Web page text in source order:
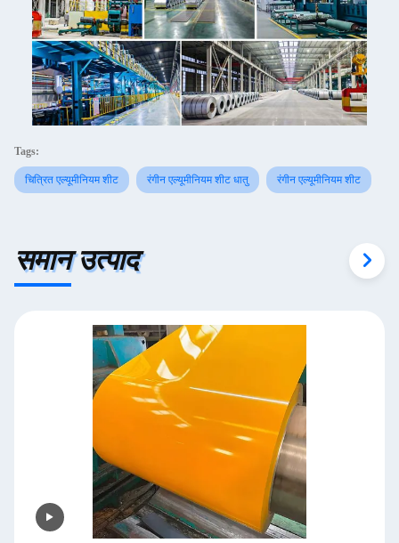
Tags:
चित्रित एल्यूमीनियम शीट रंगीन एल्यूमीनियम शीट धातु रंगीन एल्यूमीनियम शीट
समान उत्पाद